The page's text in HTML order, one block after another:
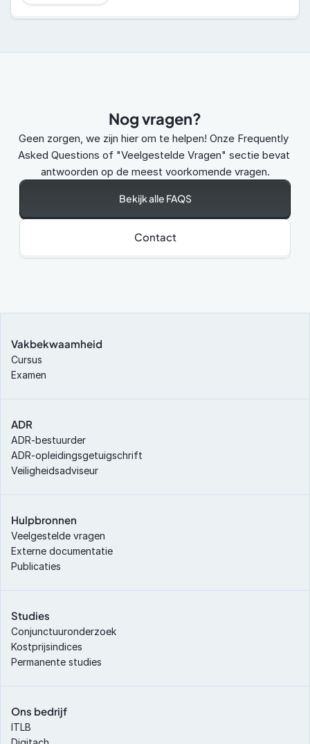
Nog vragen?
Geen zorgen, we zijn hier om te helpen! Onze Frequently
Asked Questions of "Veelgestelde Vragen" sectie bevat
antwoorden op de meest voorkomende vragen.
Bekijk alle FAQS
Contact
Vakbekwaamheid
Cursus
Examen
ADR
ADR-bestuurder
ADR-opleidingsgetuigschrift
Veiligheidsadviseur
Hulpbronnen
Veelgestelde vragen
Externe documentatie
Publicaties
Studies
Conjunctuuronderzoek
Kostprijsindices
Permanente studies
Ons bedrijf
ITLB